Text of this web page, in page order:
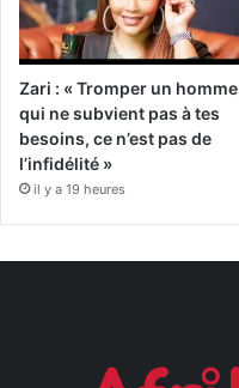
Zari : « Tromper un homme
qui ne subvient pas à tes
besoins, ce n’est pas de
l’infidélité »
il y a 19 heures